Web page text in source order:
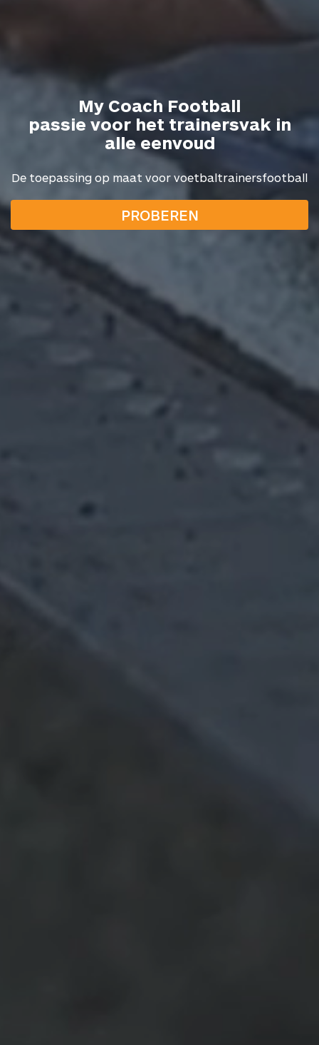
My Coach Football
passie voor het trainersvak in
alle eenvoud
De toepassing op maat voor voetbaltrainersfootball
PROBEREN